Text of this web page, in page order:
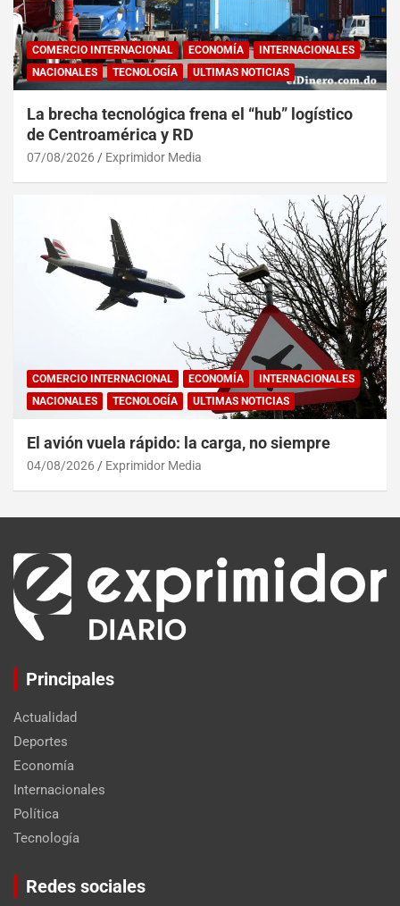
COMERCIO INTERNACIONAL ECONOMÍA
INTERNACIONALES
NACIONALES
TECNOLOGÍA ULTIMAS NOTICIAS
La brecha tecnológica frena el “hub” logístico
de Centroamérica y RD
07/08/2026 Exprimidor Media
COMERCIO INTERNACIONAL ECONOMÍA
INTERNACIONALES
NACIONALES
TECNOLOGÍA ULTIMAS NOTICIAS
El avión vuela rápido: la carga, no siempre
04/08/2026 Exprimidor Media
Principales
Actualidad
Deportes
Economía
Internacionales
Política
Tecnología
Redes sociales